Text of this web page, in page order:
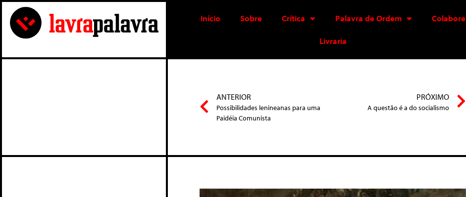
Início Sobre Crítica Palavra de Ordem Colabore
Livraria
ANTERIOR
Possibilidades lenineanas para uma
Paidéia Comunista
PRÓXIMO
A questão é a do socialismo